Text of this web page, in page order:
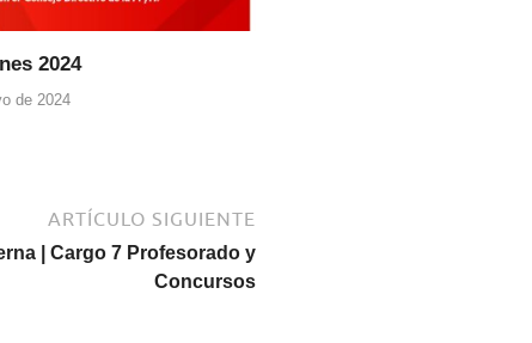
2024
de 2024
ARTÍCULO SIGUIENTE
| Cargo 7 Profesorado y
Concursos